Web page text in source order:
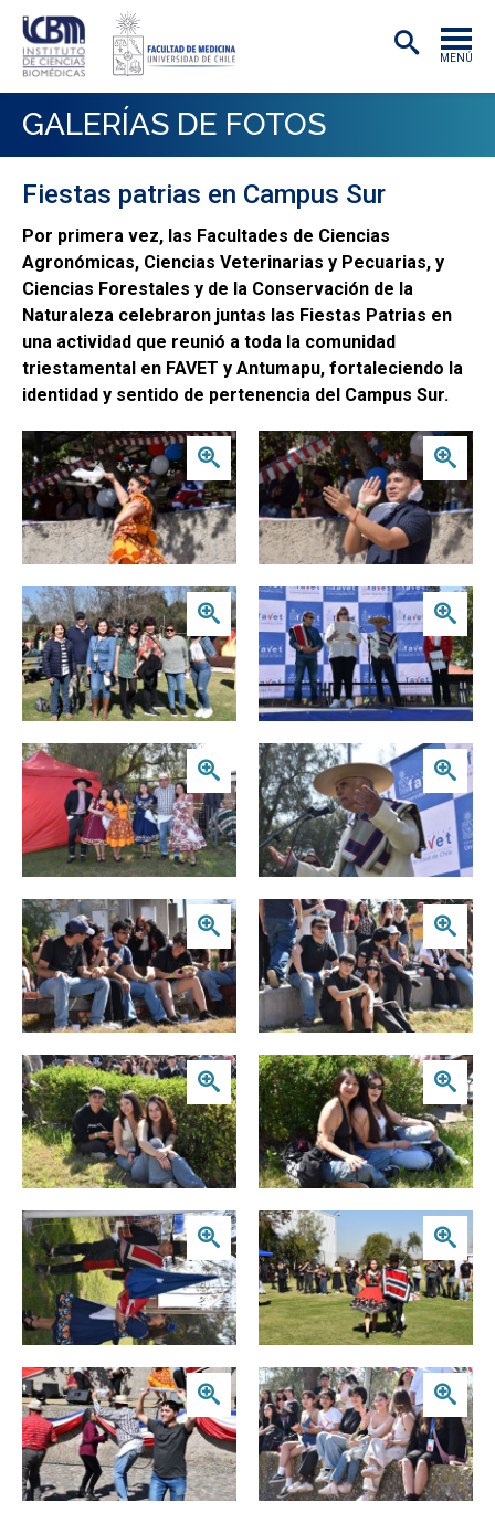
MENÚ
INSTITUTO
ACADÉMICAS/OS
INVESTIGACIÓN
PREGRADO
POSTGRADO
PUBLICACIONES
EXTENSIÓN
GALERÍAS DE FOTOS
Fiestas patrias en Campus Sur
Por primera vez, las Facultades de Ciencias
Agronómicas, Ciencias Veterinarias y Pecuarias, y
Ciencias Forestales y de la Conservación de la
Naturaleza celebraron juntas las Fiestas Patrias en
una actividad que reunió a toda la comunidad
triestamental en FAVET y Antumapu, fortaleciendo la
identidad y sentido de pertenencia del Campus Sur.
Zoom Zoom
Zoom Zoom
Zoom Zoom
Zoom Zoom
Zoom Zoom
Zoom Zoom
Zoom Zoom